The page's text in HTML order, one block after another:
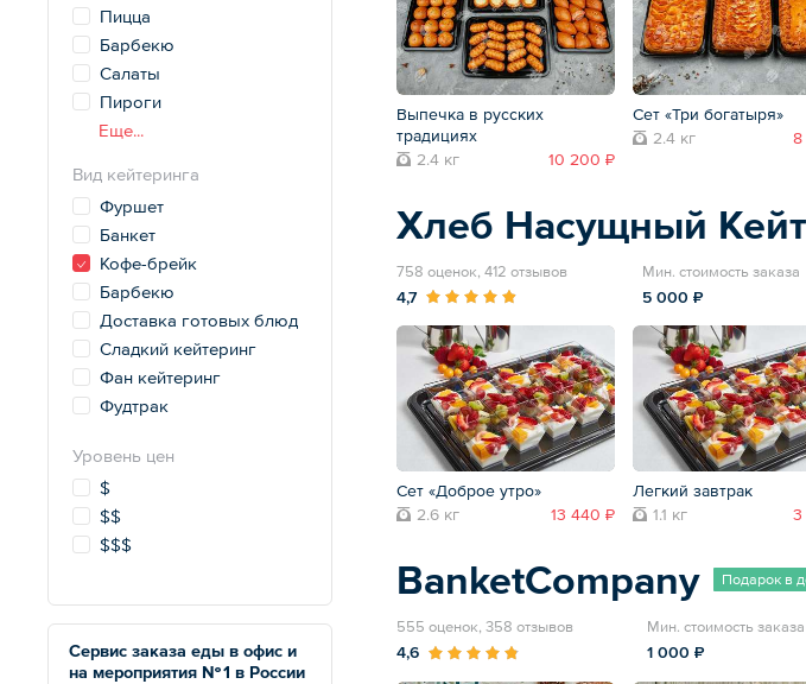
Пицца
Барбекю
Салаты
Пироги
Еще...
Вид кейтеринга
Фуршет
Банкет
Кофе-брейк
Барбекю
Доставка готовых блюд
Сладкий кейтеринг
Фан кейтеринг
Фудтрак
Уровень цен
$
$$
$$$
Сервис заказа еды в офис и
на мероприятия № 1 в России
Выпечка в русских
традициях
2.4 кг
10 200 ₽
Сет «Три богатыря»
2.4 кг
8
Хлеб Насущный
758 оценок, 412 отзывов
4,7
Мин. стоимость заказа
5 000 ₽
Сет «Доброе утро»
2.6 кг
13 440 ₽
Легкий завтрак
1.1 кг
3
BanketCompany Подарок в
555 оценок, 358 отзывов
4,6
Мин. стоимость заказа
1 000 ₽